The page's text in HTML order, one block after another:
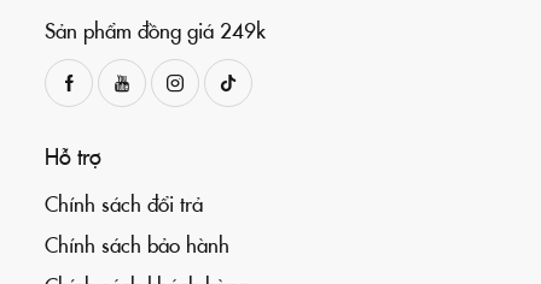
Sản phẩm đồng giá 249k
Hỗ trợ
Chính sách đổi trả
Chính sách bảo hành